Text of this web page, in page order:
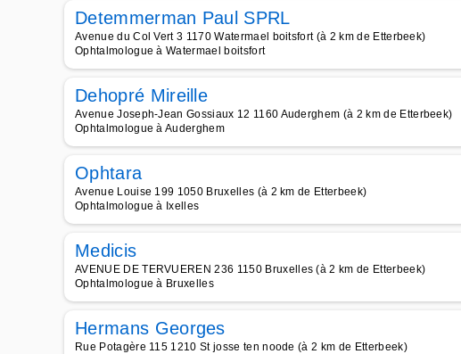
Detemmerman Paul SPRL
Avenue du Col Vert 3 1170 Watermael boitsfort (à 2 km de Etterbeek)
Ophtalmologue à Watermael boitsfort
Dehopré Mireille
Avenue Joseph-Jean Gossiaux 12 1160 Auderghem (à 2 km de Etterbeek)
Ophtalmologue à Auderghem
Ophtara
Avenue Louise 199 1050 Bruxelles (à 2 km de Etterbeek)
Ophtalmologue à Ixelles
Medicis
AVENUE DE TERVUEREN 236 1150 Bruxelles (à 2 km de Etterbeek)
Ophtalmologue à Bruxelles
Hermans Georges
Rue Potagère 115 1210 St josse ten noode (à 2 km de Etterbeek)